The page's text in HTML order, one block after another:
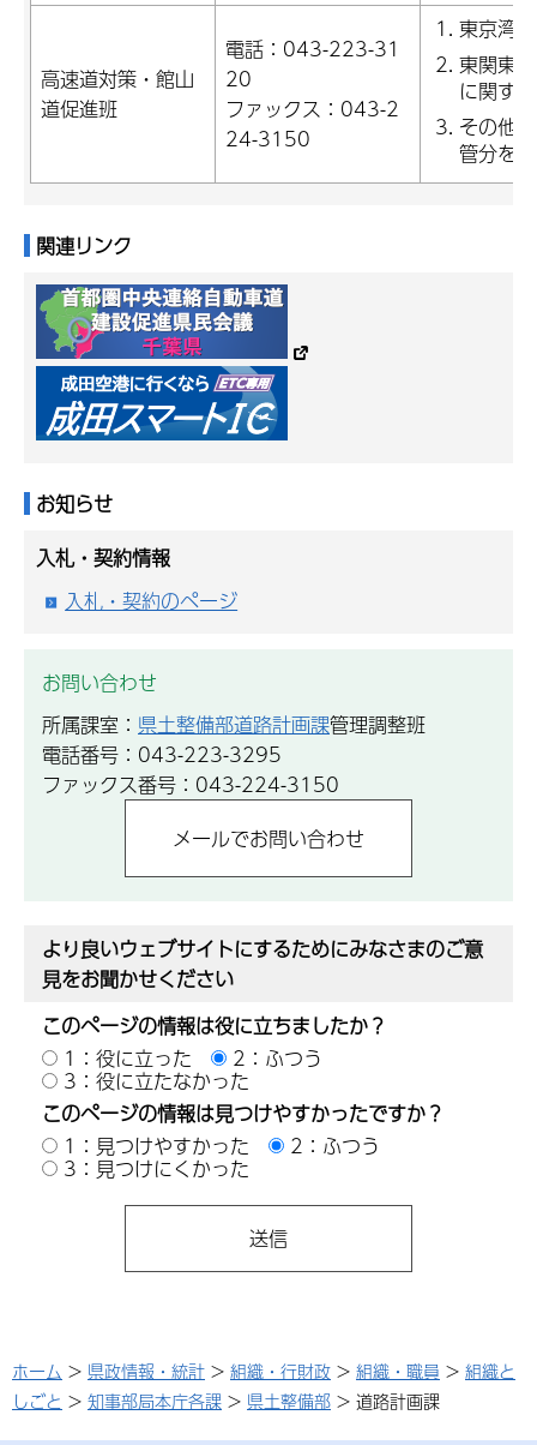
高速道対策・館山
道促進班
電話：043-223-31
20
ファックス：043-2
24-3150
東京湾
東関東
に関す
その他
管分を
関連リンク
お知らせ
入札・契約情報
入札・契約のページ
お問い合わせ
所属課室： 県土整備部道路計画課管理調整班
電話番号：043-223-3295
ファックス番号：043-224-3150
より良いウェブサイトにするためにみなさまのご意
見をお聞かせください
このページの情報は役に立ちましたか？
1：役に立った
2：ふつう
3：役に立たなかった
このページの情報は見つけやすかったですか？
1：見つけやすかった
2：ふつう
3：見つけにくかった
ホーム > 県政情報・統計 > 組織・行財政 > 組織・職員 > 組織と
しごと > 知事部局本庁各課 > 県土整備部 > 道路計画課